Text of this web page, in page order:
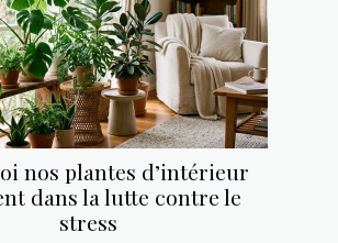
nos plantes d’intérieur
dans la lutte contre le
stress